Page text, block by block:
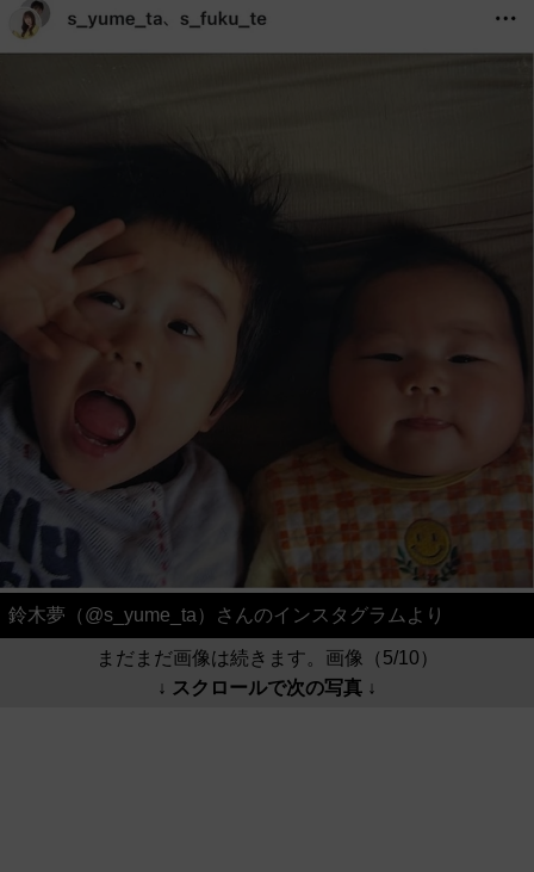
鈴木夢（@s_yume_ta）さんのインスタグラムより
まだまだ画像は続きます。画像（5/10）
↓ スクロールで次の写真 ↓